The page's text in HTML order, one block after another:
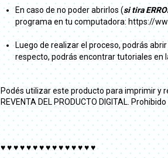
En caso de no poder abrirlos (si tira
programa en tu computadora: https://
Luego de realizar el proceso, podrás
respecto, podrás encontrar tutoriales en
Podés utilizar este producto para imprimir y
REVENTA DEL PRODUCTO DIGITAL.
♥ ♥ ♥ ♥ ♥ ♥ ♥ ♥ ♥ ♥ ♥ ♥ ♥ ♥ ♥